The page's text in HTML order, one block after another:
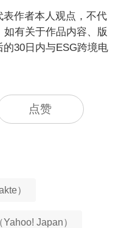
作者本人观点，不代
有关于作品内容、版
30日内与ESG跨境电
点赞
）
Japan）